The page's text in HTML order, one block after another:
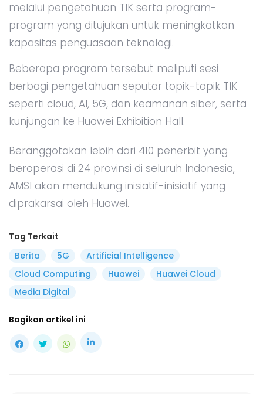
melalui pengetahuan TIK serta program-
program yang ditujukan untuk meningkatkan
kapasitas penguasaan teknologi.
Beberapa program tersebut meliputi sesi
berbagi pengetahuan seputar topik-topik TIK
seperti cloud, AI, 5G, dan keamanan siber, serta
kunjungan ke Huawei Exhibition Hall.
Beranggotakan lebih dari 410 penerbit yang
beroperasi di 24 provinsi di seluruh Indonesia,
AMSI akan mendukung inisiatif-inisiatif yang
diprakarsai oleh Huawei.
Tag Terkait
Berita
5G
Artificial Intelligence
Cloud Computing
Huawei
Huawei Cloud
Media Digital
Bagikan artikel ini